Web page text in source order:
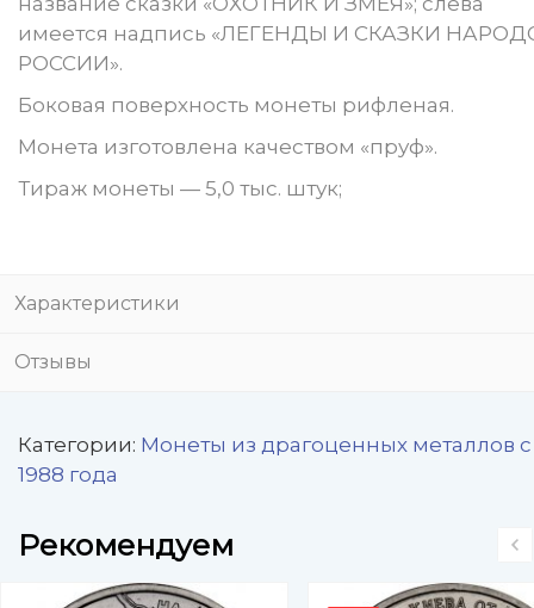
имеется надпись «ЛЕГЕНДЫ И СКАЗКИ
РОССИИ».
Боковая поверхность монеты рифленая.
Монета изготовлена качеством «пруф».
Тираж монеты — 5,0 тыс. штук;
Характеристики
Отзывы
Категории: Монеты из драгоценных металлов с
1988 года
Рекомендуем